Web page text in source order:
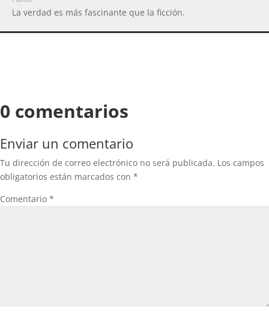
La verdad es más fascinante que la ficción.
0 comentarios
Enviar un comentario
Tu dirección de correo electrónico no será publicada. Los campos
obligatorios están marcados con *
Comentario *